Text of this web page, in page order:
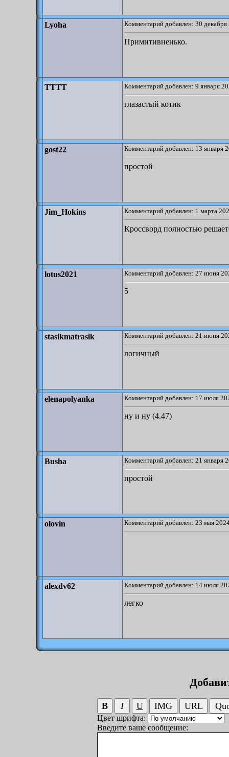
Lyoha Комментарий добавлен: 30
Примитивненько.
TTTT Комментарий добавлен: 9 января
глазастый котик
gost22 Комментарий добавлен: 13 января
простой
Jim_Hokins Комментарий добавлен: 1 марта
Кроссворд полностью
lotus2021 Комментарий добавлен: 27 июня
5
stasikmatrasik Комментарий добавлен: 21 июня
логичный
elenapolyanka Комментарий добавлен: 17 июля
ну и ну (4.47)
Busha Комментарий добавлен: 21 января
простой
olovin Комментарий добавлен: 23 мая
alexdv62 Комментарий добавлен: 14 июля
легко
Цвет шрифта:
Введите ваше сообщение: